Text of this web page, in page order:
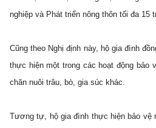
nghiệp và Phát triển nông thôn tối đa
Cũng theo Nghị định này, hộ gia đình
thực hiện một trong các hoạt động bảo
chăn nuôi trâu, bò, gia súc khác.
Tương tự, hộ gia đình thực hiện bảo vệ